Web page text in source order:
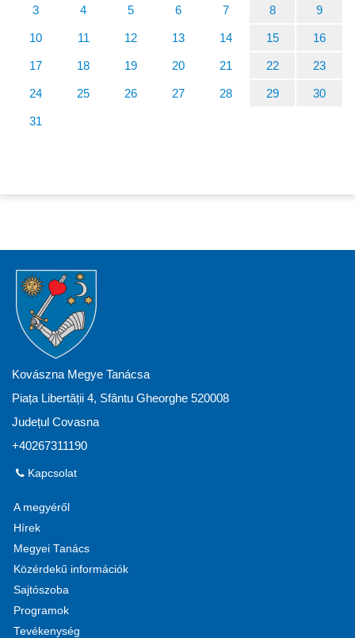
3 4 5 6 7 8 9
10 11 12 13 14 15 16
17 18 19 20 21 22 23
24 25 26 27 28 29 30
31
Kovászna Megye Tanácsa
Piața Libertății 4, Sfântu Gheorghe 520008
Județul Covasna
+40267311190
Kapcsolat
A megyéről
Hírek
Megyei Tanács
Közérdekű információk
Sajtószoba
Programok
Tevékenység